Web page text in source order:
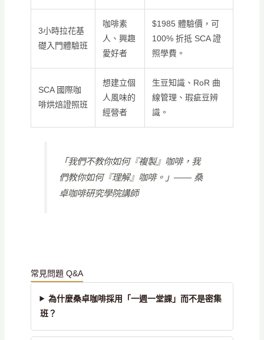
3小時拉花基
礎入門體驗班
咖啡素
人、興趣
愛好者
$1985 體驗價，可
100% 折抵 SCA 證
照學費。
SCA 國際咖
啡烘焙證照班
想建立個
人風味的
經營者
生豆知識、RoR 曲
線管理、瑕疵豆辨
識。
「我們不教你如何『複製』咖啡，我
們教你如何『理解』咖啡。」—— 桑
卓咖啡研究學院講師
常見問題 Q&A
為什麼桑卓咖啡採用「一週一堂課」而不是密集
班？